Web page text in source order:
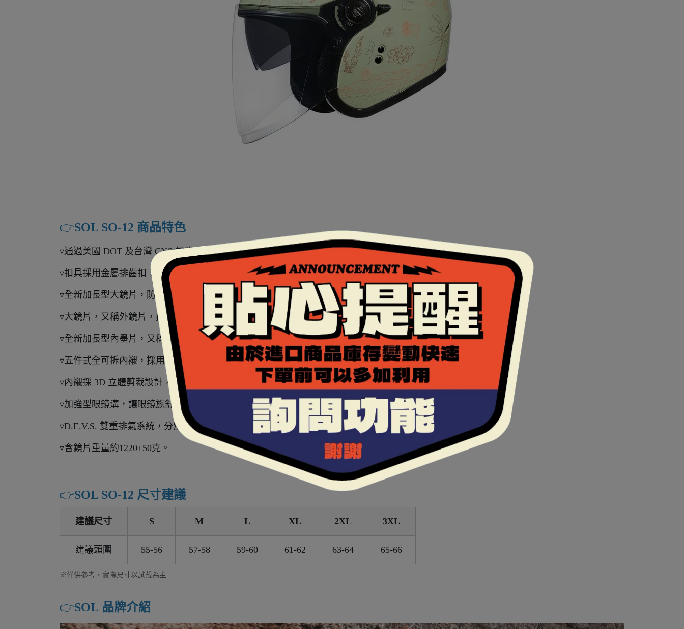
👉️SOL SO-12 商品特色
▿通過美國 DOT 及台灣 CNS 加強型安全認證。
▿扣具採用金屬排齒扣，騎車穿脫好方便。
▿全新加長型大鏡片，防護力更強，擋風效果更佳。
▿大鏡片，又稱外鏡片，採用抗UV400鏡片，通過歐洲ECE安全認證，護眼又安全，用腳踩也不會破。
▿全新加長型內墨片，又稱內藏鏡、內置鏡片或遮陽鏡，是設計在安全帽內的太陽眼鏡，採用抗UV400鏡片。
▿五件式全可拆內襯，採用奈米竹炭與COOLMAX布料，能夠排除體表溼氣，保持涼爽乾燥。
▿內襯採 3D 立體剪裁設計，提供臉頰良好包覆性。
▿加強型眼鏡溝，讓眼鏡族舒適更有感。
▿D.E.V.S. 雙重排氣系統，分別為前額進氣及後方負壓排氣，提升通風效率。
▿含鏡片重量約1220±50克。
👉️SOL SO-12 尺寸建議
建議尺寸 S M L XL 2XL 3XL
建議頭圍 55-56 57-58 59-60 61-62 63-64 65-66
※僅供參考，實際尺寸以試戴為主
👉️SOL 品牌介紹